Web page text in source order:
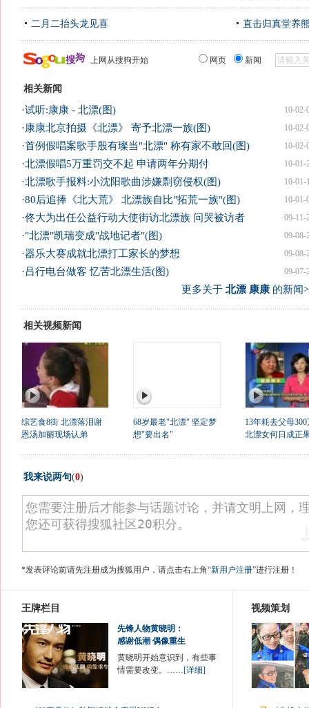
二月二抬头龙见喜 直击归真堂养
上网从搜狗开始 网页 新闻
相关新闻
10-02-
·试听:康康 - 北漂(图)
10-02-
·康康北京拍摄《北漂》 寄予北漂一族(图)
10-02-
·首例假唱案歌手殷有璨当"北漂" 称有家不敢回(图)
10-01-
·北漂假唱5万重罚交不起 申请两年分期付
10-01-
·北漂歌手报料:小沈阳歌曲涉嫌剽窃侵权(图)
10-01-
·80后追捧《北大荒》 北漂族自比"拓荒一族"(图)
09-11-
·佟大为出任公益行动大使街访北漂族 问哭被访者
09-08-
·"北漂"凯瑞变成"战地记者"(图)
09-08-
·器乐大赛成就北漂打工家长的梦想
09-07-
·吕行电台做客 忆苦北漂生活(图)
更多关于 北漂 康康的新闻
相关视频新闻
综艺食8街 北漂落泪谢
恩汤加丽现场认弟
68岁最老"北漂" 坚定梦
想"要出名"
13年耗去父母300
北漂女何日成正
我来说两句(0)
*发表评论前请先注册成为搜狐用户，请点击右上角“新用户注册”进行注册！
王牌栏目
先锋人物黄晓明：
感谢低潮 偶像重生
黄晓明开始意识到，有些事
情需要改变。……[详细]
视频策划